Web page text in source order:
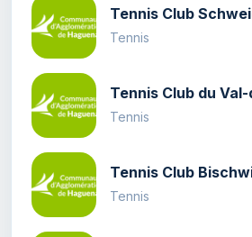
Tennis Club
Tennis
Tennis Club du
Tennis
Tennis Club
Tennis